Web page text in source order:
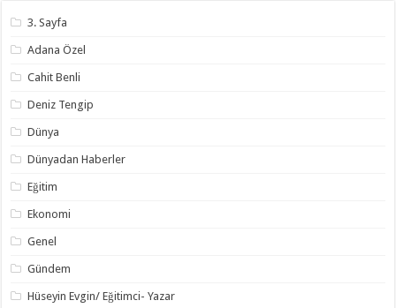
3. Sayfa
Adana Özel
Cahit Benli
Deniz Tengip
Dünya
Dünyadan Haberler
Eğitim
Ekonomi
Genel
Gündem
Hüseyin Evgin/ Eğitimci- Yazar